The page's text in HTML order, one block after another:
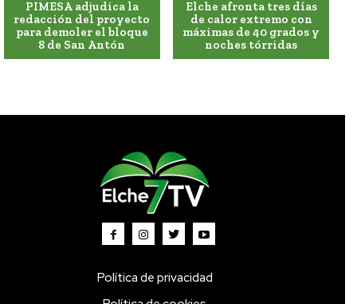
PIMESA adjudica la
redacción del proyecto
para demoler el bloque
8 de San Antón
Elche afronta tres días
de calor extremo con
máximas de 40 grados y
noches tórridas
Política de privacidad